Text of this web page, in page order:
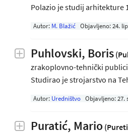
Polazio je studij arhitekture
Autor: M. Blažić Objavljeno:24.
Puhlovski, Boris
zrakoplovno-tehnički
Studirao je strojarstvo na
Autor: Uredništvo Objavljeno:27.
Puratić, Mario